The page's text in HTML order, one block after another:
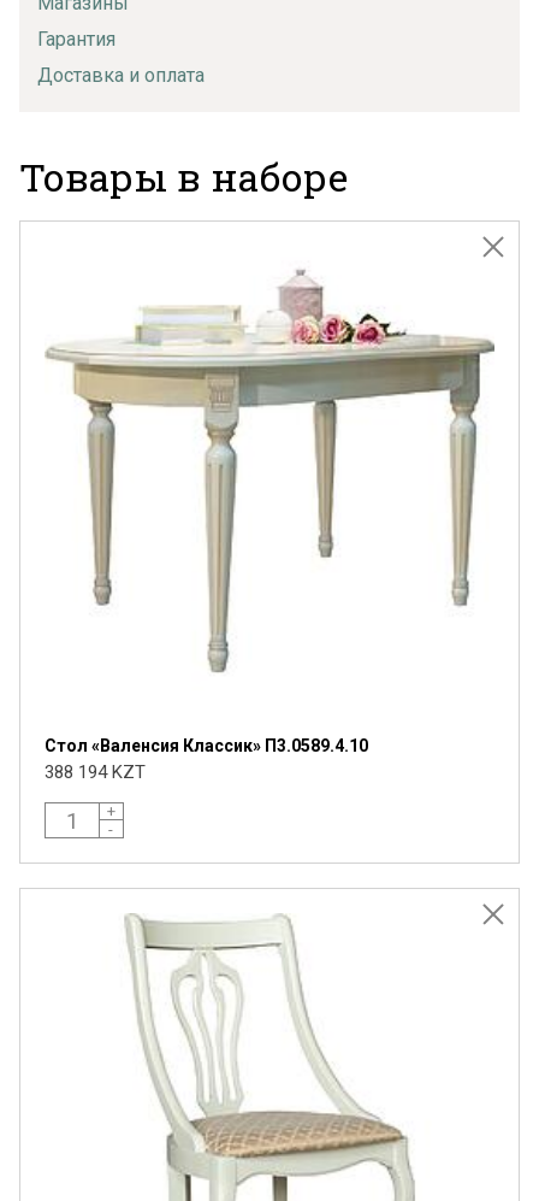
Гарантия
Доставка и оплата
Товары в наборе
Стол «Валенсия Классик» П3.0589.4.10
388 194 KZT
+
-